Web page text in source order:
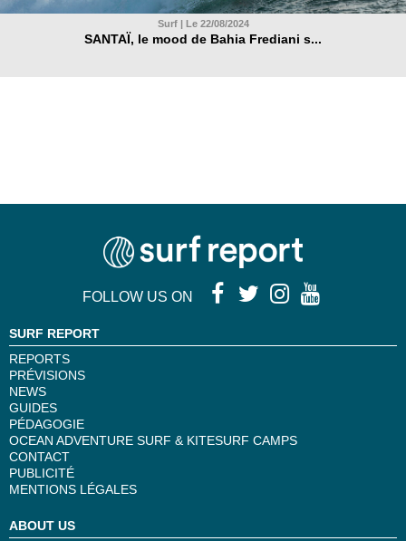
Surf | Le 22/08/2024
SANTAÏ, le mood de Bahia Frediani s...
FOLLOW US ON
SURF REPORT
REPORTS
PRÉVISIONS
NEWS
GUIDES
PÉDAGOGIE
OCEAN ADVENTURE SURF & KITESURF CAMPS
CONTACT
PUBLICITÉ
MENTIONS LÉGALES
ABOUT US